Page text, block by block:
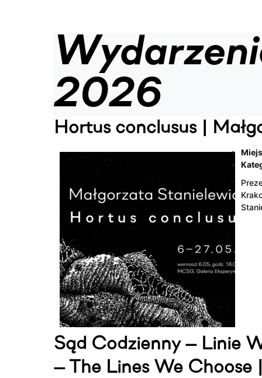
2026
Hortus conclusus |
Sąd Codzienny — Linie
— The Lines We Choose